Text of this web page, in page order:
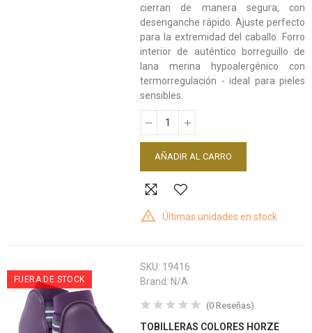
cierran de manera segura, con
desenganche rápido. Ajuste perfecto
para la extremidad del caballo. Forro
interior de auténtico borreguillo de
lana merina hypoalergénico con
termorregulación - ideal para pieles
sensibles.
AÑADIR AL CARRO
Últimas unidades en stock
FUERA DE STOCK
SKU: 19416
Brand: N/A
(0 Reseñas)
TOBILLERAS COLORES HORZE